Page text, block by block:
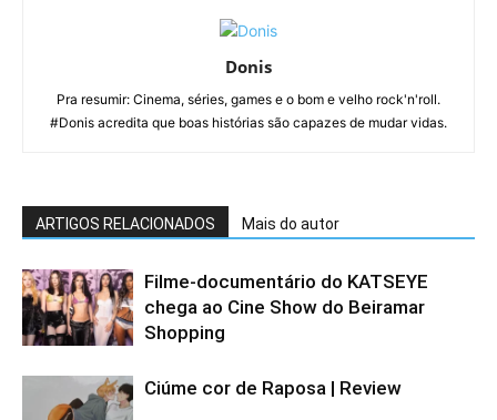
Donis
Pra resumir: Cinema, séries, games e o bom e velho rock'n'roll.
#Donis acredita que boas histórias são capazes de mudar vidas.
ARTIGOS RELACIONADOS Mais do autor
Filme-documentário do KATSEYE
chega ao Cine Show do Beiramar
Shopping
Ciúme cor de Raposa | Review